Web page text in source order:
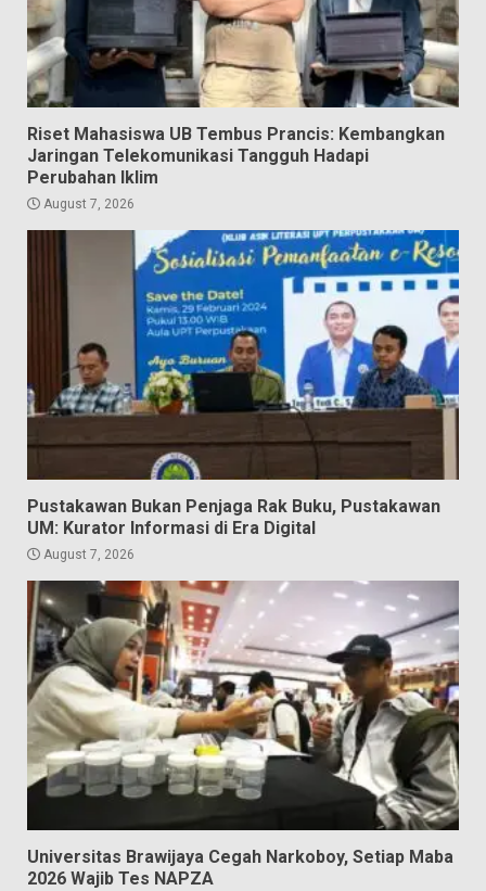
Riset Mahasiswa UB Tembus Prancis: Kembangkan
Jaringan Telekomunikasi Tangguh Hadapi
Perubahan Iklim
August 7, 2026
Pustakawan Bukan Penjaga Rak Buku, Pustakawan
UM: Kurator Informasi di Era Digital
August 7, 2026
Universitas Brawijaya Cegah Narkoboy, Setiap Maba
2026 Wajib Tes NAPZA